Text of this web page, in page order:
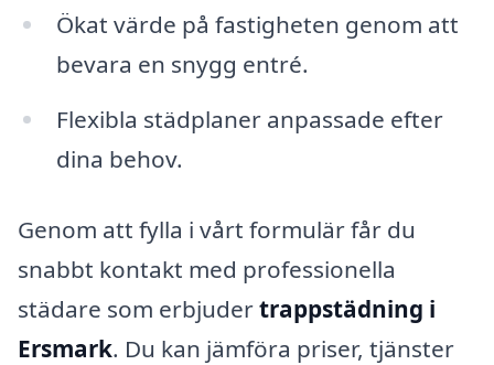
Ökat värde på fastigheten genom att
bevara en snygg entré.
Flexibla städplaner anpassade efter
dina behov.
Genom att fylla i vårt formulär får du
snabbt kontakt med professionella
städare som erbjudertrappstädning i
Ersmark. Du kan jämföra priser, tjänster